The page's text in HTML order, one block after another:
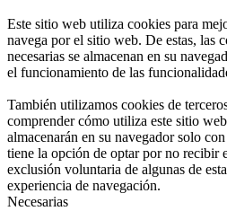
Este sitio web utiliza cookies para
navega por el sitio web. De estas, las
necesarias se almacenan en su
el funcionamiento de las
También utilizamos cookies de
comprender cómo utiliza este sitio
almacenarán en su navegador solo
tiene la opción de optar por no recibir
exclusión voluntaria de algunas de
experiencia de navegación.
Necesarias